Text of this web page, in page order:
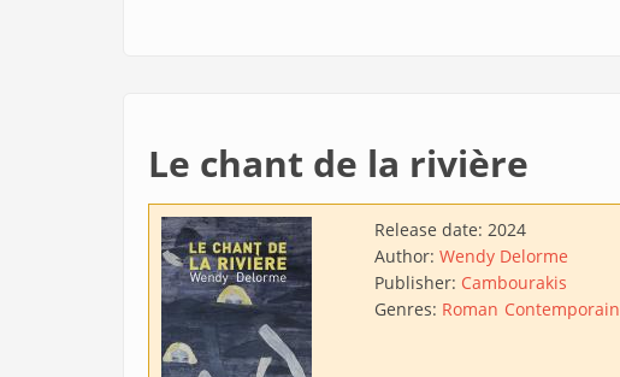
Le chant de la rivière
Release date: 2024
Author: Wendy Delorme
Publisher: Cambourakis
Genres: Roman Contemporain